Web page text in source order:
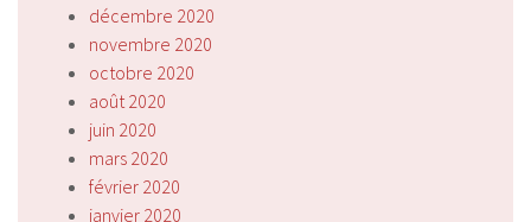
décembre 2020
novembre 2020
octobre 2020
août 2020
juin 2020
mars 2020
février 2020
janvier 2020